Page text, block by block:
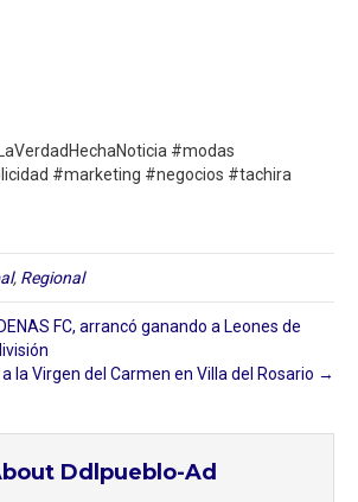
#modas
#marketing #negocios #tachira
, Regional
FC, arrancó ganando a Leones de
a la Virgen del Carmen en Villa del Rosario →
Ddlpueblo-Ad